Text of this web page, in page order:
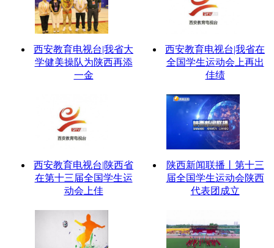
西安教育电视台|我省大
学健美操队为陕西再添
一金
西安教育电视台|我省在
全国学生运动会上再出
佳绩
西安教育电视台|陕西省
在第十三届全国学生运
动会上佳
陕西新闻联播丨第十三
届全国学生运动会陕西
代表团成立